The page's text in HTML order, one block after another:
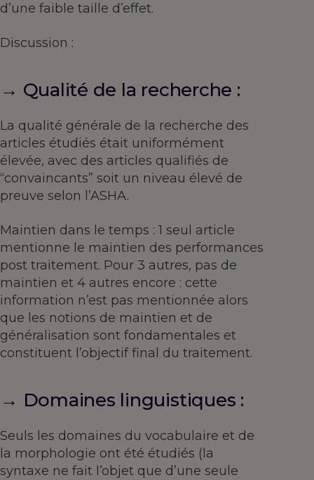
d’une faible taille d’effet.
Discussion :
→ Qualité de la recherche :
La qualité générale de la recherche des
articles étudiés était uniformément
élevée, avec des articles qualifiés de
“convaincants” soit un niveau élevé de
preuve selon l’ASHA.
Maintien dans le temps : 1 seul article
mentionne le maintien des performances
post traitement. Pour 3 autres, pas de
maintien et 4 autres encore : cette
information n’est pas mentionnée alors
que les notions de maintien et de
généralisation sont fondamentales et
constituent l’objectif final du traitement.
→ Domaines linguistiques :
Seuls les domaines du vocabulaire et de
la morphologie ont été étudiés (la
syntaxe ne fait l’objet que d’une seule